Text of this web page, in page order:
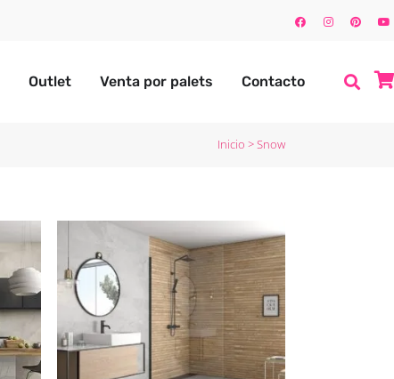
Outlet Venta por palets Contacto
Inicio >Snow